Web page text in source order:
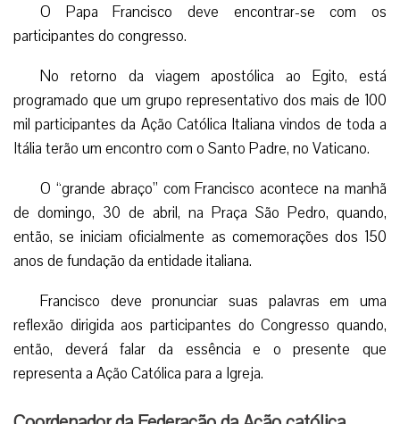
O Papa Francisco deve encontrar-se com os
participantes do congresso.
No retorno da viagem apostólica ao Egito, está
programado que um grupo representativo dos mais de 100
mil participantes da Ação Católica Italiana vindos de toda a
Itália terão um encontro com o Santo Padre, no Vaticano.
O “grande abraço” com Francisco acontece na manhã
de domingo, 30 de abril, na Praça São Pedro, quando,
então, se iniciam oficialmente as comemorações dos 150
anos de fundação da entidade italiana.
Francisco deve pronunciar suas palavras em uma
reflexão dirigida aos participantes do Congresso quando,
então, deverá falar da essência e o presente que
representa a Ação Católica para a Igreja.